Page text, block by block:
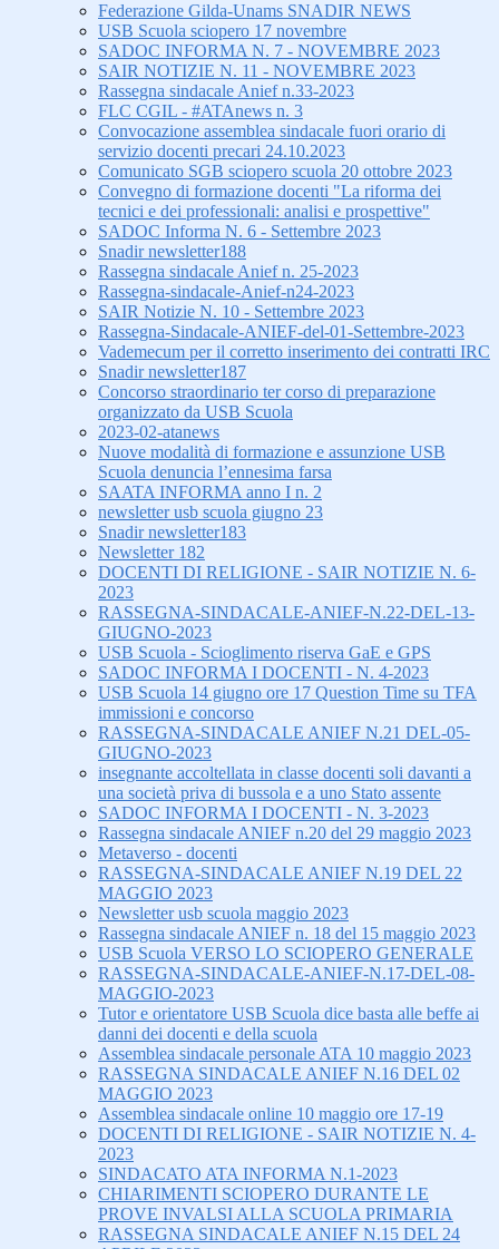
Federazione Gilda-Unams SNADIR NEWS
USB Scuola sciopero 17 novembre
SADOC INFORMA N. 7 - NOVEMBRE 2023
SAIR NOTIZIE N. 11 - NOVEMBRE 2023
Rassegna sindacale Anief n.33-2023
FLC CGIL - #ATAnews n. 3
Convocazione assemblea sindacale fuori orario di
servizio docenti precari 24.10.2023
Comunicato SGB sciopero scuola 20 ottobre 2023
Convegno di formazione docenti "La riforma dei
tecnici e dei professionali: analisi e prospettive"
SADOC Informa N. 6 - Settembre 2023
Snadir newsletter188
Rassegna sindacale Anief n. 25-2023
Rassegna-sindacale-Anief-n24-2023
SAIR Notizie N. 10 - Settembre 2023
Rassegna-Sindacale-ANIEF-del-01-Settembre-2023
Vademecum per il corretto inserimento dei contratti IRC
Snadir newsletter187
Concorso straordinario ter corso di preparazione
organizzato da USB Scuola
2023-02-atanews
Nuove modalità di formazione e assunzione USB
Scuola denuncia l’ennesima farsa
SAATA INFORMA anno I n. 2
newsletter usb scuola giugno 23
Snadir newsletter183
Newsletter 182
DOCENTI DI RELIGIONE - SAIR NOTIZIE N. 6-
2023
RASSEGNA-SINDACALE-ANIEF-N.22-DEL-13-
GIUGNO-2023
USB Scuola - Scioglimento riserva GaE e GPS
SADOC INFORMA I DOCENTI - N. 4-2023
USB Scuola 14 giugno ore 17 Question Time su TFA
immissioni e concorso
RASSEGNA-SINDACALE ANIEF N.21 DEL-05-
GIUGNO-2023
insegnante accoltellata in classe docenti soli davanti a
una società priva di bussola e a uno Stato assente
SADOC INFORMA I DOCENTI - N. 3-2023
Rassegna sindacale ANIEF n.20 del 29 maggio 2023
Metaverso - docenti
RASSEGNA-SINDACALE ANIEF N.19 DEL 22
MAGGIO 2023
Newsletter usb scuola maggio 2023
Rassegna sindacale ANIEF n. 18 del 15 maggio 2023
USB Scuola VERSO LO SCIOPERO GENERALE
RASSEGNA-SINDACALE-ANIEF-N.17-DEL-08-
MAGGIO-2023
Tutor e orientatore USB Scuola dice basta alle beffe ai
danni dei docenti e della scuola
Assemblea sindacale personale ATA 10 maggio 2023
RASSEGNA SINDACALE ANIEF N.16 DEL 02
MAGGIO 2023
Assemblea sindacale online 10 maggio ore 17-19
DOCENTI DI RELIGIONE - SAIR NOTIZIE N. 4-
2023
SINDACATO ATA INFORMA N.1-2023
CHIARIMENTI SCIOPERO DURANTE LE
PROVE INVALSI ALLA SCUOLA PRIMARIA
RASSEGNA SINDACALE ANIEF N.15 DEL 24